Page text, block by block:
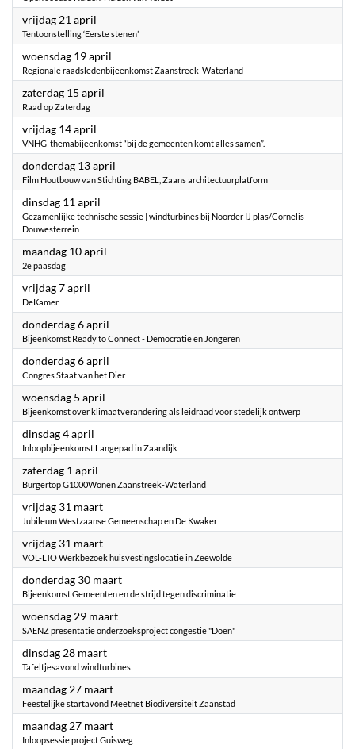
vrijdag 21 april
Tentoonstelling ‘Eerste stenen’
woensdag 19 april
Regionale raadsledenbijeenkomst Zaanstreek-Waterland
zaterdag 15 april
Raad op Zaterdag
vrijdag 14 april
VNHG-themabijeenkomst “bij de gemeenten komt alles samen”.
donderdag 13 april
Film Houtbouw van Stichting BABEL, Zaans architectuurplatform
dinsdag 11 april
Gezamenlijke technische sessie | windturbines bij Noorder IJ plas/Cornelis
Douwesterrein
maandag 10 april
2e paasdag
vrijdag 7 april
DeKamer
donderdag 6 april
Bijeenkomst Ready to Connect - Democratie en Jongeren
donderdag 6 april
Congres Staat van het Dier
woensdag 5 april
Bijeenkomst over klimaatverandering als leidraad voor stedelijk ontwerp
dinsdag 4 april
Inloopbijeenkomst Langepad in Zaandijk
zaterdag 1 april
Burgertop G1000Wonen Zaanstreek-Waterland
vrijdag 31 maart2023
Jubileum Westzaanse Gemeenschap en De Kwaker
vrijdag 31 maart2023
VOL-LTO Werkbezoek huisvestingslocatie in Zeewolde
donderdag 30 maart2023
Bijeenkomst Gemeenten en de strijd tegen discriminatie
woensdag 29 maart2023
SAENZ presentatie onderzoeksproject congestie "Doen"
dinsdag 28 maart2023
Tafeltjesavond windturbines
maandag 27 maart2023
Feestelijke startavond Meetnet Biodiversiteit Zaanstad
maandag 27 maart2023
Inloopsessie project Guisweg